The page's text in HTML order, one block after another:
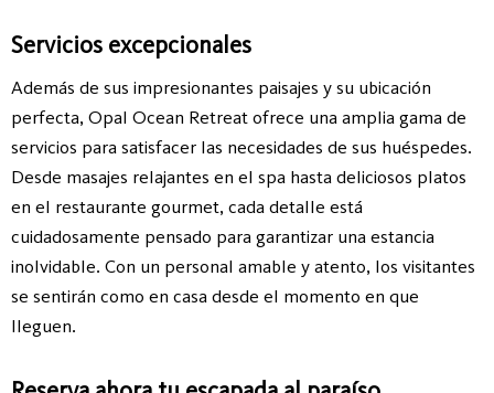
Servicios excepcionales
Además de sus impresionantes paisajes y su ubicación
perfecta, Opal Ocean Retreat ofrece una amplia gama de
servicios para satisfacer las necesidades de sus huéspedes.
Desde masajes relajantes en el spa hasta deliciosos platos
en el restaurante gourmet, cada detalle está
cuidadosamente pensado para garantizar una estancia
inolvidable. Con un personal amable y atento, los visitantes
se sentirán como en casa desde el momento en que
lleguen.